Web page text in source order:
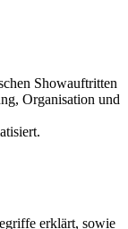
Showauftritten
Organisation und
erklärt, sowie